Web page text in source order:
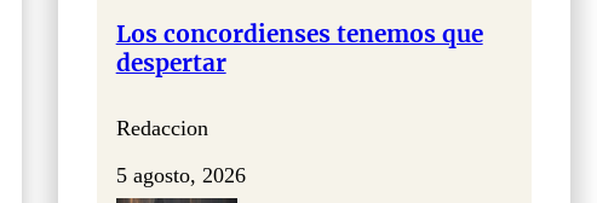
Los concordienses tenemos que
despertar
Redaccion
5 agosto, 2026